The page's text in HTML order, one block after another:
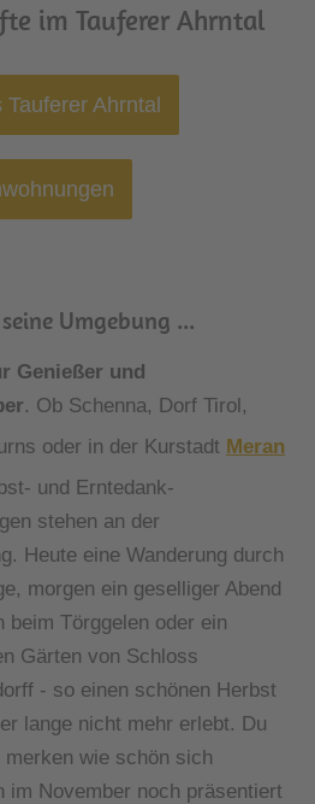
im Tauferer Ahrntal
Tauferer Ahrntal
seine Umgebung ...
Genießer und
. Ob Schenna, Dorf Tirol,
oder in der Kurstadt Meran
und Erntedank-
stehen an der
Heute eine Wanderung durch
morgen ein geselliger Abend
beim Törggelen oder ein
Gärten von Schloss
- so einen schönen Herbst
lange nicht mehr erlebt. Du
wie schön sich
im November noch präsentiert